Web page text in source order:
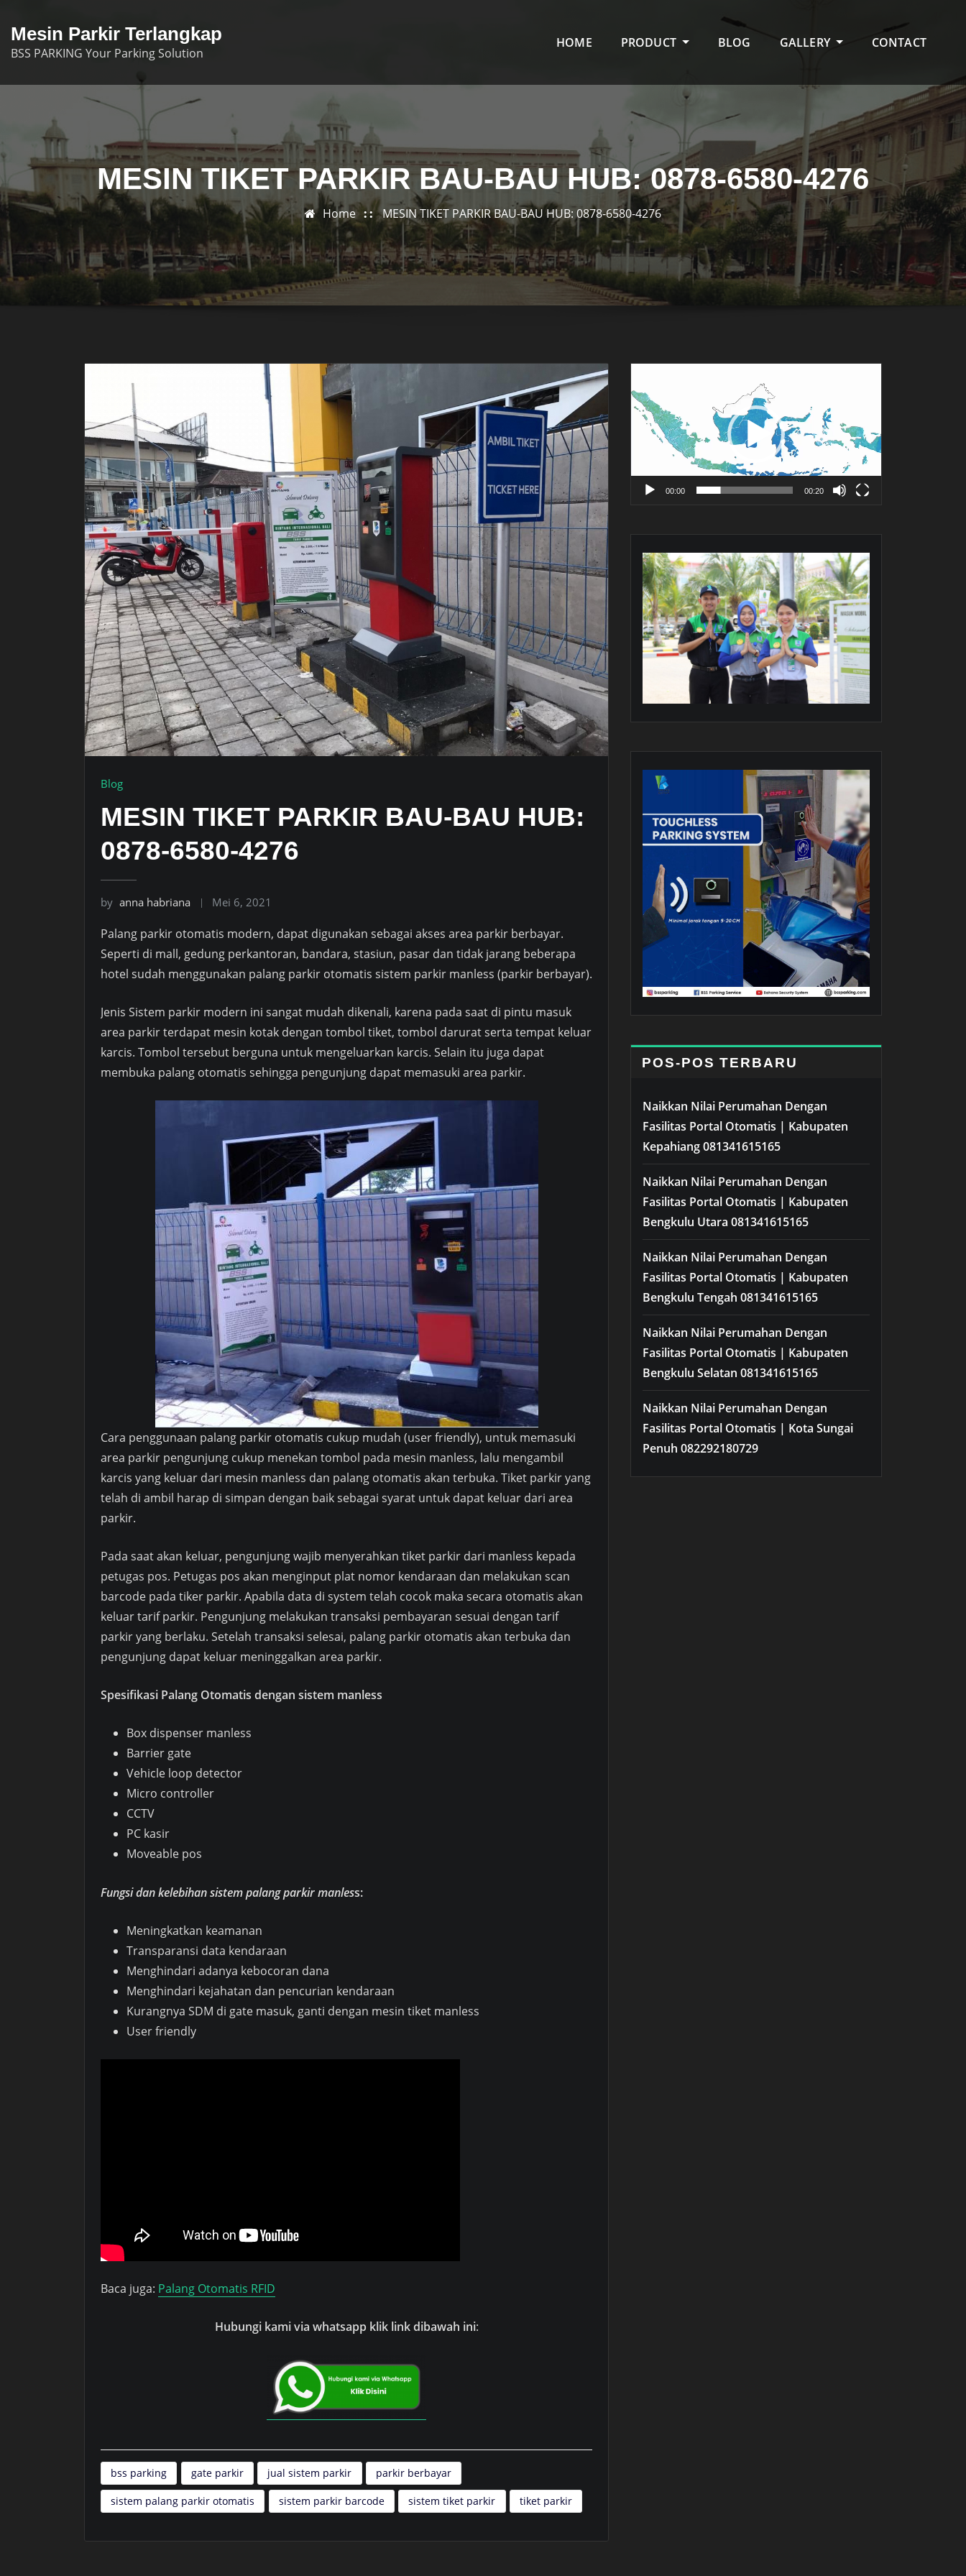
content
Mesin Parkir Terlangkap
BSS PARKING Your Parking Solution
HOME PRODUCT BLOG GALLERY CONTACT
MESIN TIKET PARKIR BAU-BAU HUB: 0878-6580-4276
Home MESIN TIKET PARKIR BAU-BAU HUB: 0878-6580-4276
Blog
MESIN TIKET PARKIR BAU-BAU HUB:
0878-6580-4276
by anna habriana Mei 6, 2021
Palang parkir otomatis modern, dapat digunakan sebagai akses area parkir berbayar.
Seperti di mall, gedung perkantoran, bandara, stasiun, pasar dan tidak jarang beberapa
hotel sudah menggunakan palang parkir otomatis sistem parkir manless (parkir berbayar).
Jenis Sistem parkir modern ini sangat mudah dikenali, karena pada saat di pintu masuk
area parkir terdapat mesin kotak dengan tombol tiket, tombol darurat serta tempat keluar
karcis. Tombol tersebut berguna untuk mengeluarkan karcis. Selain itu juga dapat
membuka palang otomatis sehingga pengunjung dapat memasuki area parkir.
Cara penggunaan palang parkir otomatis cukup mudah (user friendly), untuk memasuki
area parkir pengunjung cukup menekan tombol pada mesin manless, lalu mengambil
karcis yang keluar dari mesin manless dan palang otomatis akan terbuka. Tiket parkir yang
telah di ambil harap di simpan dengan baik sebagai syarat untuk dapat keluar dari area
parkir.
Pada saat akan keluar, pengunjung wajib menyerahkan tiket parkir dari manless kepada
petugas pos. Petugas pos akan menginput plat nomor kendaraan dan melakukan scan
barcode pada tiker parkir. Apabila data di system telah cocok maka secara otomatis akan
keluar tarif parkir. Pengunjung melakukan transaksi pembayaran sesuai dengan tarif
parkir yang berlaku. Setelah transaksi selesai, palang parkir otomatis akan terbuka dan
pengunjung dapat keluar meninggalkan area parkir.
Spesifikasi Palang Otomatis dengan sistem manless
Box dispenser manless
Barrier gate
Vehicle loop detector
Micro controller
CCTV
PC kasir
Moveable pos
Fungsi dan kelebihan sistem palang parkir manless:
Meningkatkan keamanan
Transparansi data kendaraan
Menghindari adanya kebocoran dana
Menghindari kejahatan dan pencurian kendaraan
Kurangnya SDM di gate masuk, ganti dengan mesin tiket manless
User friendly
Baca juga: Palang Otomatis RFID
Hubungi kami via whatsapp klik link dibawah ini:
bss parking gate parkir jual sistem parkir parkir berbayar
sistem palang parkir otomatis sistem parkir barcode sistem tiket parkir tiket parkir
Video
00:00 00:20
POS-POS TERBARU
Naikkan Nilai Perumahan Dengan
Fasilitas Portal Otomatis | Kabupaten
Kepahiang 081341615165
Naikkan Nilai Perumahan Dengan
Fasilitas Portal Otomatis | Kabupaten
Bengkulu Utara 081341615165
Naikkan Nilai Perumahan Dengan
Fasilitas Portal Otomatis | Kabupaten
Bengkulu Tengah 081341615165
Naikkan Nilai Perumahan Dengan
Fasilitas Portal Otomatis | Kabupaten
Bengkulu Selatan 081341615165
Naikkan Nilai Perumahan Dengan
Fasilitas Portal Otomatis | Kota Sungai
Penuh 082292180729